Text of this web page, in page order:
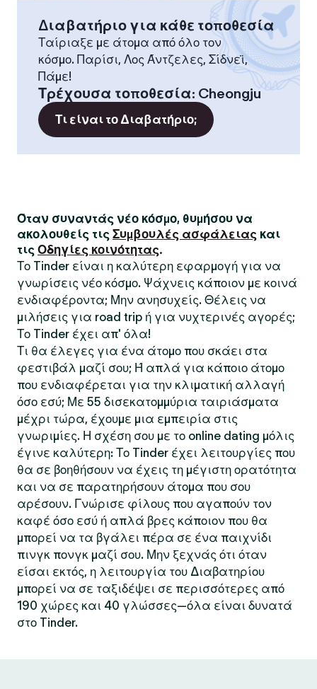
Διαβατήριο για κάθε τοποθεσία
Ταίριαξε με άτομα από όλο τον
κόσμο. Παρίσι, Λος Άντζελες, Σίδνεϊ,
Πάμε!
Τρέχουσα τοποθεσία: Cheongju
Τι είναι το Διαβατήριο;
Όταν συναντάς νέο κόσμο, θυμήσου να
ακολουθείς τις Συμβουλές ασφάλειας και
τις Οδηγίες κοινότητας.
Το Tinder είναι η καλύτερη εφαρμογή για να
γνωρίσεις νέο κόσμο. Ψάχνεις κάποιον με κοινά
ενδιαφέροντα; Μην ανησυχείς. Θέλεις να
μιλήσεις για road trip ή για νυχτερινές αγορές;
Το Tinder έχει απ' όλα!
Τι θα έλεγες για ένα άτομο που σκάει στα
φεστιβάλ μαζί σου; Ή απλά για κάποιο άτομο
που ενδιαφέρεται για την κλιματική αλλαγή
όσο εσύ; Με 55 δισεκατομμύρια ταιριάσματα
μέχρι τώρα, έχουμε μια εμπειρία στις
γνωριμίες. Η σχέση σου με το online dating μόλις
έγινε καλύτερη: Το Tinder έχει λειτουργίες που
θα σε βοηθήσουν να έχεις τη μέγιστη ορατότητα
και να σε παρατηρήσουν άτομα που σου
αρέσουν. Γνώρισε φίλους που αγαπούν τον
καφέ όσο εσύ ή απλά βρες κάποιον που θα
μπορεί να τα βγάλει πέρα σε ένα παιχνίδι
πινγκ πονγκ μαζί σου. Μην ξεχνάς ότι όταν
είσαι εκτός, η λειτουργία του Διαβατηρίου
μπορεί να σε ταξιδέψει σε περισσότερες από
190 χώρες και 40 γλώσσες—όλα είναι δυνατά
στο Tinder.